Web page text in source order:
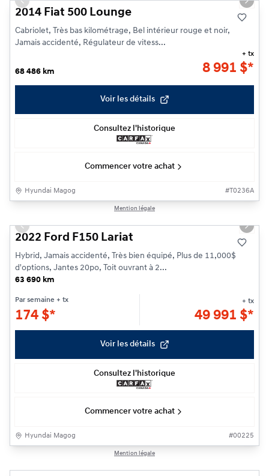
Previous slide Next
2014 Fiat 500 Lounge
Cabriolet, Très bas kilométrage, Bel intérieur rouge et noir,
Jamais accidenté, Régulateur de vitess...
68 486 km 8 991 $*
+ tx
Voir les détails
Consultez l'historique
Commencer votre achat
Hyundai Magog # T0236A
Mention légale
Previous slide Next
2022 Ford F150 Lariat
Hybrid, Jamais accidenté, Très bien équipé, Plus de 11,000$
d'options, Jantes 20po, Toit ouvrant à 2...
63 690 km
Par semaine + tx
174 $*
+ tx
49 991 $*
Voir les détails
Consultez l'historique
Commencer votre achat
Hyundai Magog #00225
Mention légale